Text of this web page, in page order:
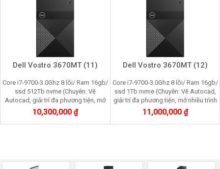
Dell Vostro 3670MT (11)
Core i7-9700-3.0Ghz 8 lõi/ Ram 16gb/
ssd 512Tb nvme (Chuyên: Vẽ
Autocad, giải trí đa phương tiện, mở
nhiều trình duyệt web, quản lý dữ liệu
kế toán)
10,300,000 ₫
Dell Vostro 3670MT (12)
Core i7-9700-3.0Ghz 8 lõi/ Ram 16gb/
ssd 1Tb nvme (Chuyên: Vẽ Autocad,
giải trí đa phương tiện, mở nhiều trình
duyệt web, quản lý dữ liệu kế toán)
11,000,000 ₫